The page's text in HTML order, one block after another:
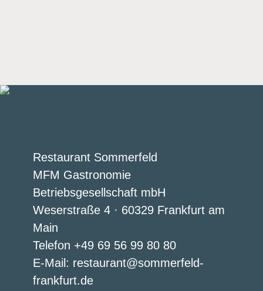
Restaurant Sommerfeld
MFM Gastronomie
Betriebsgesellschaft mbH
Weserstraße 4 · 60329 Frankfurt am
Main
Telefon +49 69 56 99 80 80
E-Mail: restaurant@sommerfeld-
frankfurt.de